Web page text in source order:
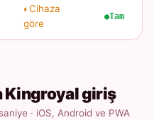
Cihaza
göre
Tam
Kingroyal giriş
· iOS, Android ve PWA